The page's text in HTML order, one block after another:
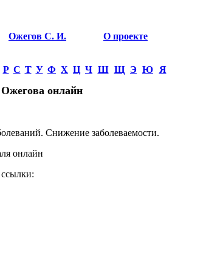
Ожегов С. И. О проекте
Р С Т У Ф Х Ц Ч Ш Щ Э Ю Я
онлайн
Снижение заболеваемости.